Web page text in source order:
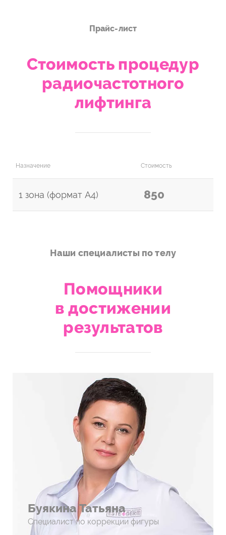
Прайс-лист
Стоимость процедур
радиочастотного
лифтинга
Назначение Стоимость
1 зона (формат А4) 850
Наши специалисты по телу
Помощники
в достижении
результатов
Буякина Татьяна
Специалист по коррекции фигуры